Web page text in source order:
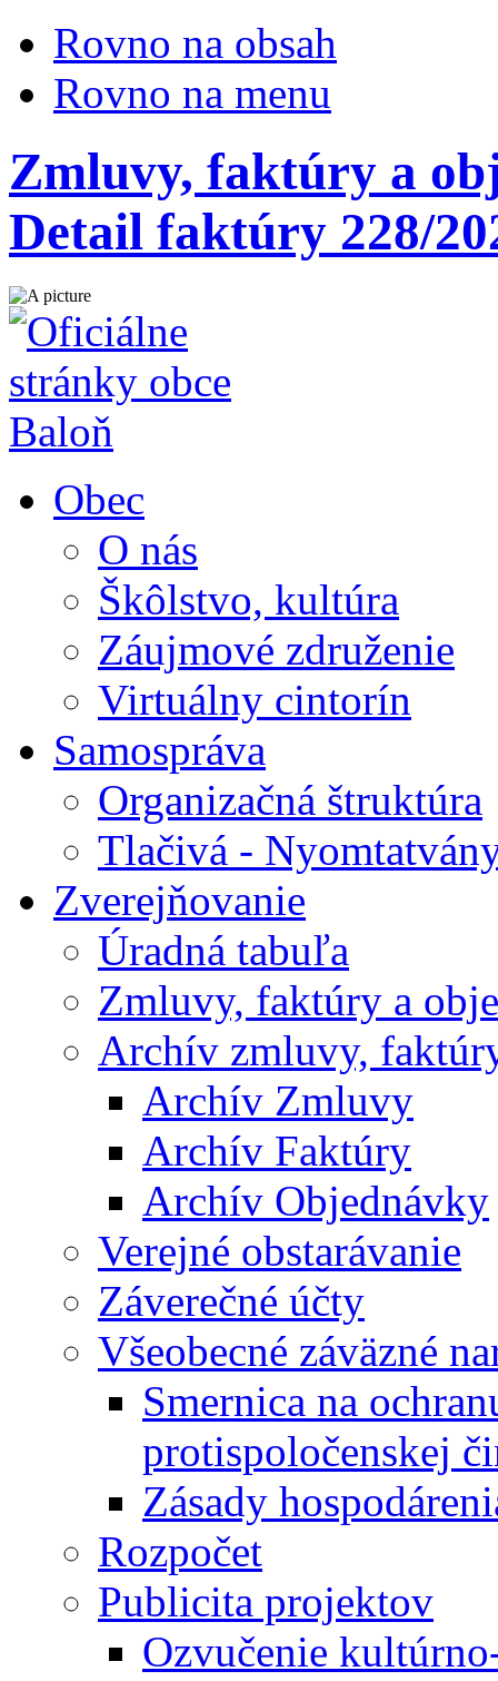
Rovno na obsah
Rovno na menu
Zmluvy, faktúry a
Detail faktúry 228/
Obec
O nás
Škôlstvo, kultúra
Záujmové združenie
Virtuálny cintorín
Samospráva
Organizačná štruktúra
Tlačivá -
Zverejňovanie
Úradná tabuľa
Zmluvy, faktúry a
Archív zmluvy,
Archív Zmluvy
Archív Faktúry
Archív Objednávky
Verejné obstarávanie
Záverečné účty
Všeobecné záväzné
Smernica na
protispoločenskej
Zásady
Rozpočet
Publicita projektov
Ozvučenie